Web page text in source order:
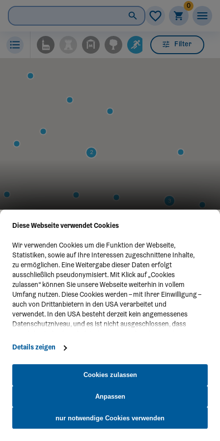
Diese Webseite verwendet Cookies
Wir verwenden Cookies um die Funktion der Webseite,
Statistiken, sowie auf Ihre Interessen zugeschnittene Inhalte,
zu ermöglichen. Eine Weitergabe dieser Daten erfolgt
ausschließlich pseudonymisiert. Mit Klick auf „Cookies
zulassen“ können Sie unsere Webseite weiterhin in vollem
Umfang nutzen. Diese Cookies werden – mit Ihrer Einwilligung –
auch von Drittanbietern in den USA verarbeitet und
verwendet. In den USA besteht derzeit kein angemessenes
Datenschutzniveau, und es ist nicht ausgeschlossen, dass
gegenüber den Drittanbietern (Google und Meta Platforms,
Überwachungszwecken zu erhalten. Dagegen gibt es keine
wirksamen Rechtsbehelfe und Rechtsschutzmöglichkeiten.
Zudem werden von den USA keine geeigneten Garantien für
den Schutz personenbezogener Daten gewährt. Wir leiten nur
Browser, Internetanbieter, Endgerät und Bildschirmauflösung
Details zeigen
Cookies zulassen
Anpassen
nur notwendige Cookies verwenden
0
Filter
2
2
3
3
2
Trailcenter Wien